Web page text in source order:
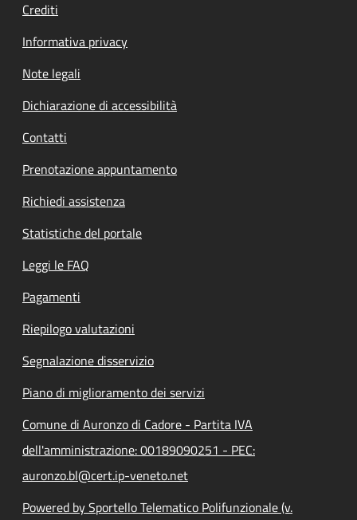
Crediti
Informativa privacy
Note legali
Dichiarazione di accessibilità
Contatti
Prenotazione appuntamento
Richiedi assistenza
Statistiche del portale
Leggi le FAQ
Pagamenti
Riepilogo valutazioni
Segnalazione disservizio
Piano di miglioramento dei servizi
Comune di Auronzo di Cadore - Partita IVA
dell'amministrazione: 00189090251 - PEC:
auronzo.bl@cert.ip-veneto.net
Powered by Sportello Telematico Polifunzionale (v.